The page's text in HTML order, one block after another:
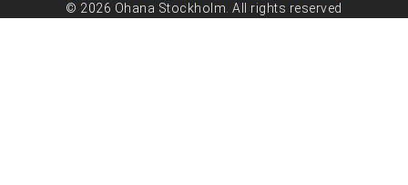
© 2026 Ohana Stockholm. All rights reserved